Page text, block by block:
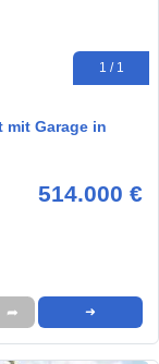
1 / 1
mit Garage in
514.000 €
➦ ➜